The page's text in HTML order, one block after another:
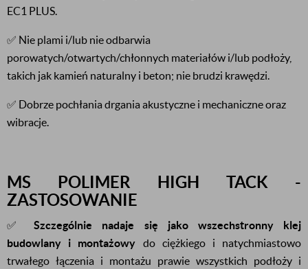
EC1 PLUS.
✅ Nie plami i/lub nie odbarwia
porowatych/otwartych/chłonnych materiałów i/lub podłoży,
takich jak kamień naturalny i beton; nie brudzi krawędzi.
✅ Dobrze pochłania drgania akustyczne i mechaniczne oraz
wibracje.
MS POLIMER HIGH TACK -
ZASTOSOWANIE
✅Szczególnie nadaje się jako wszechstronny klej
budowlany i montażowy do ciężkiego i natychmiastowo
trwałego łączenia i montażu prawie wszystkich podłoży i